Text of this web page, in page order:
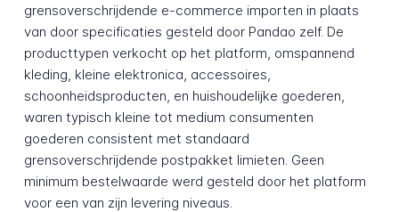
grensoverschrijdende e-commerce importen in plaats
van door specificaties gesteld door Pandao zelf. De
producttypen verkocht op het platform, omspannend
kleding, kleine elektronica, accessoires,
schoonheidsproducten, en huishoudelijke goederen,
waren typisch kleine tot medium consumenten
goederen consistent met standaard
grensoverschrijdende postpakket limieten. Geen
minimum bestelwaarde werd gesteld door het platform
voor een van zijn levering niveaus.